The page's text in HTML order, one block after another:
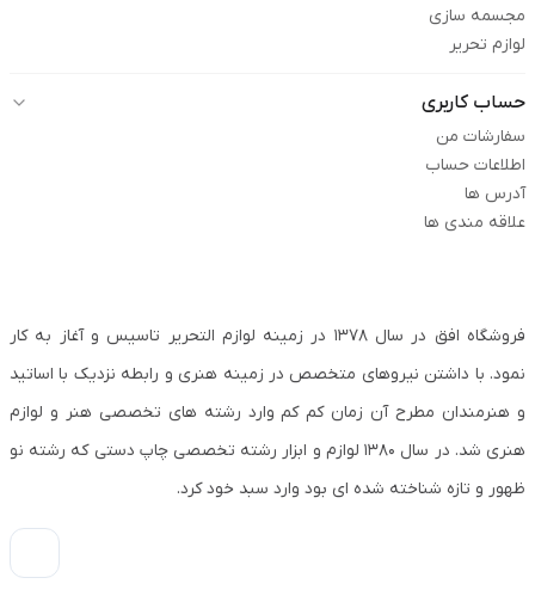
مجسمه سازی
لوازم تحریر
حساب کاربری
سفارشات من
اطلاعات حساب
آدرس ها
علاقه مندی ها
فروشگاه افق در سال ۱۳۷۸ در زمینه لوازم التحریر تاسیس و آغاز به کار
نمود. با داشتن نیروهای متخصص در زمینه هنری و رابطه نزدیک با اساتید
و هنرمندان مطرح آن زمان کم کم وارد رشته های تخصصی هنر و لوازم
هنری شد. در سال ۱۳۸۰ لوازم و ابزار رشته تخصصی چاپ دستی که رشته نو
ظهور و تازه شناخته شده ای بود وارد سبد خود کرد.